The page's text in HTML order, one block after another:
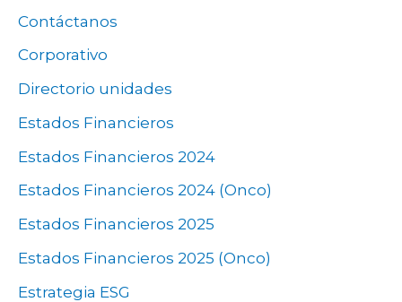
Contáctanos
Corporativo
Directorio unidades
Estados Financieros
Estados Financieros 2024
Estados Financieros 2024 (Onco)
Estados Financieros 2025
Estados Financieros 2025 (Onco)
Estrategia ESG